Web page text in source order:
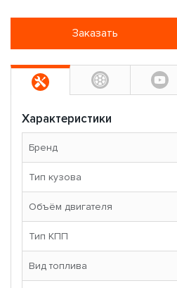
Заказать
Характеристики
Бренд
Тип кузова
Объём двигателя
Тип КПП
Вид топлива